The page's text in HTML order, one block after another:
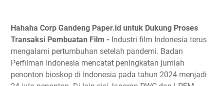
Hahaha Corp Gandeng Paper.id untuk Dukung Proses
Transaksi Pembuatan Film - Industri film Indonesia terus
mengalami pertumbuhan setelah pandemi. Badan
Perfilman Indonesia mencatat peningkatan jumlah
penonton bioskop di Indonesia pada tahun 2024 menjadi